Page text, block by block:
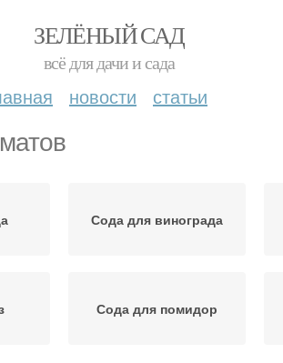
ЗЕЛЁНЫЙ САД
всё для дачи и сада
новости статьи
Сода для винограда
Сода для помидор